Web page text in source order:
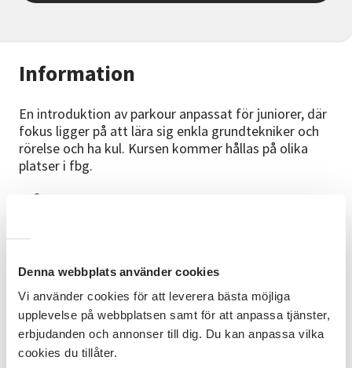
Denna webbplats använder cookies
Vi använder cookies för att leverera bästa möjliga
upplevelse på webbplatsen samt för att anpassa tjänster,
erbjudanden och annonser till dig. Du kan anpassa vilka
cookies du tillåter.
Information
En introduktion av parkour anpassat för juniorer, där
fokus ligger på att lära sig enkla grundtekniker och
rörelse och ha kul. Kursen kommer hållas på olika
platser i fbg.
Målgrupp
testa Parkour, både för nybörjare och fortsättare. Vi
den hjälp de behöver.
Innehåll
Ni kommer vara utomhus och använda naturen i
största mån då parkour är utvecklat med detta syfte-